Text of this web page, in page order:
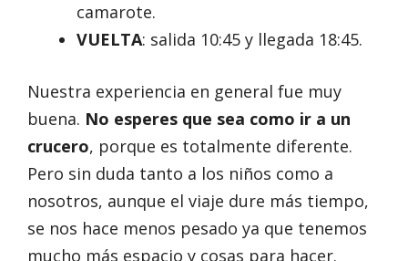
camarote.
VUELTA: salida 10:45 y llegada 18:45.
Nuestra experiencia en general fue muy
buena. No esperes que sea como ir a un
crucero, porque es totalmente diferente.
Pero sin duda tanto a los niños como a
nosotros, aunque el viaje dure más tiempo,
se nos hace menos pesado ya que tenemos
mucho más espacio y cosas para hacer.